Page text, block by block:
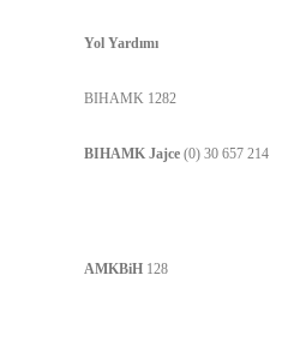
Yol Yardımı
BIHAMK 1282
BIHAMK Jajce(0) 30 657 214
AMKBiH128